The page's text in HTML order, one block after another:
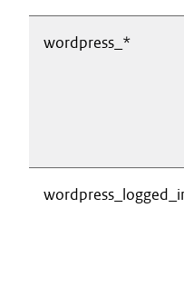
wordpress_*